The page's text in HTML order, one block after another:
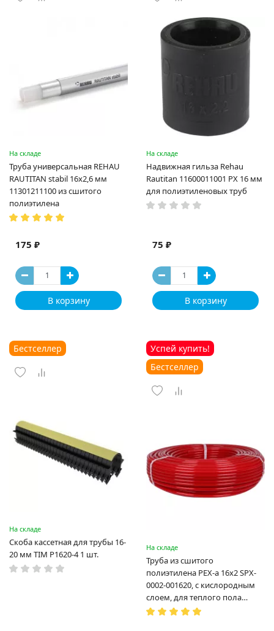
На складе
Труба универсальная REHAU
RAUTITAN stabil 16х2,6 мм
11301211100 из сшитого
полиэтилена
175 ₽
В корзину
На складе
Надвижная гильза Rehau
Rautitan 11600011001 PX 16 мм
для полиэтиленовых труб
75 ₽
В корзину
Бестселлер
На складе
Скоба кассетная для трубы 16-
20 мм TIM P1620-4 1 шт.
Успей купить!
Бестселлер
На складе
Труба из сшитого
полиэтилена PEX-a 16х2 SPX-
0002-001620, с кислородным
слоем, для теплого пола
(Испания)